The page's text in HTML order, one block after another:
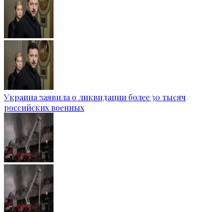
Украина заявила о ликвидации более 30 тысяч
российских военных